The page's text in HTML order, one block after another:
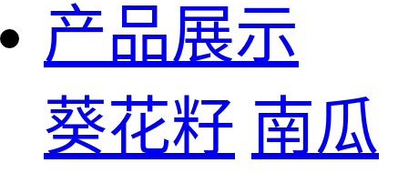
产品展示
葵花籽 南瓜